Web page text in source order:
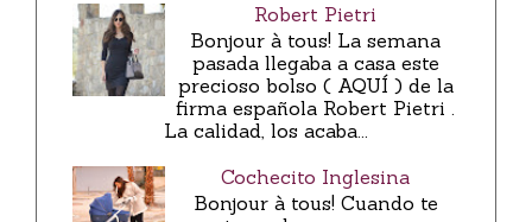
Robert Pietri
Bonjour à tous! La semana
pasada llegaba a casa este
precioso bolso ( AQUÍ ) de la
firma española Robert Pietri .
La calidad, los acaba...
Cochecito Inglesina
Bonjour à tous! Cuando te